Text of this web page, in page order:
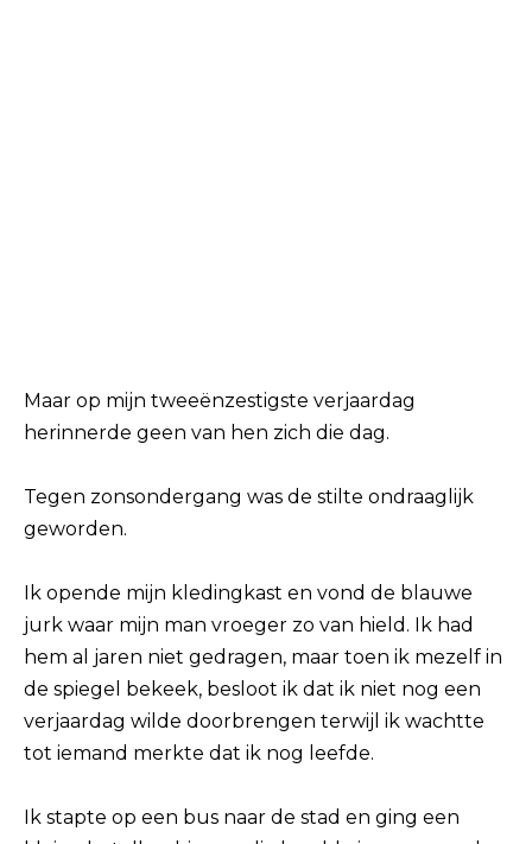
Maar op mijn tweeënzestigste verjaardag
herinnerde geen van hen zich die dag.
Tegen zonsondergang was de stilte ondraaglijk
geworden.
Ik opende mijn kledingkast en vond de blauwe
jurk waar mijn man vroeger zo van hield. Ik had
hem al jaren niet gedragen, maar toen ik mezelf in
de spiegel bekeek, besloot ik dat ik niet nog een
verjaardag wilde doorbrengen terwijl ik wachtte
tot iemand merkte dat ik nog leefde.
Ik stapte op een bus naar de stad en ging een